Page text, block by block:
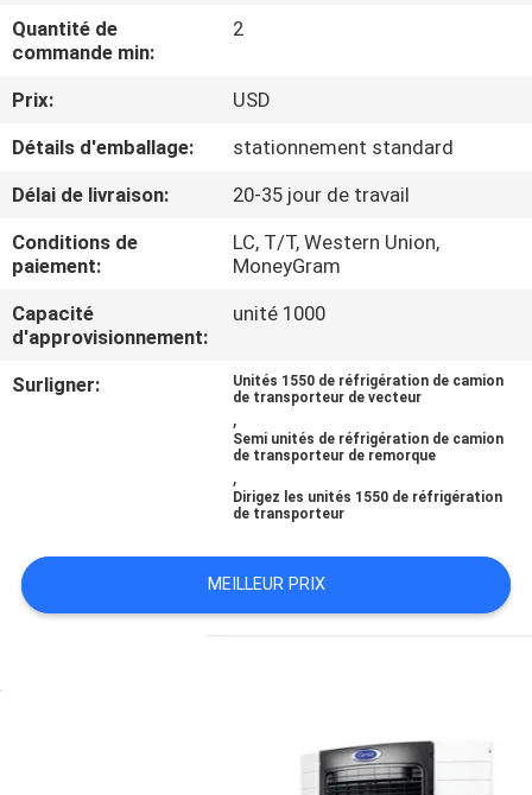
DE
L'USINE
CONTRÔLE
DE
LA
QUALITÉ
NOUS
CONTACTER
LES
AFFAIRES
Quantité de
commande min:
2
Prix:
USD
Détails d'emballage:
stationnement standard
Délai de livraison:
20-35 jour de travail
Conditions de
paiement:
LC, T/T, Western Union,
MoneyGram
Capacité
d'approvisionnement:
unité 1000
Surligner:
Unités 1550 de réfrigération de camion
de transporteur de vecteur
,
Semi unités de réfrigération de camion
de transporteur de remorque
,
Dirigez les unités 1550 de réfrigération
de transporteur
MEILLEUR PRIX